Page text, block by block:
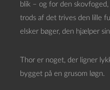
blik – og for den
trods af det trives den lille
elsker bøger, den hjælper
Thor er noget, der ligner
bygget på en grusom løgn.